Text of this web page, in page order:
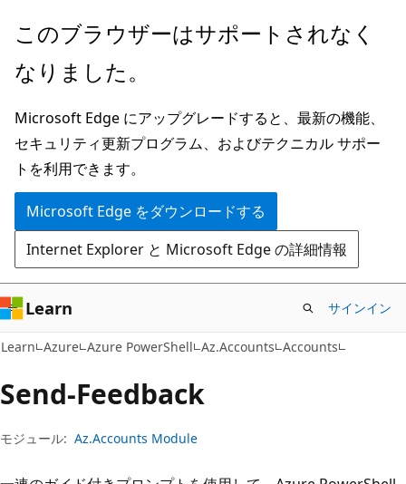
メ
ン
ン
テ
ン
ツ
に
ス
キ
ッ
プ
ペ
ジ
ナ
ビ
ゲ
ー
シ
ョ
ン
に
ス
キ
プ
このブラウザーはサポートされなく
なりました。
Microsoft Edge にアップグレードすると、最新の機能、
セキュリティ更新プログラム、およびテクニカル サポー
トを利用できます。
Microsoft Edge をダウンロードする
Internet Explorer と Microsoft Edge の詳細情報
Learn サインイン
Learn Azure Azure PowerShell Az.Accounts Accounts
Send-Feedback
モジュール: Az.Accounts Module